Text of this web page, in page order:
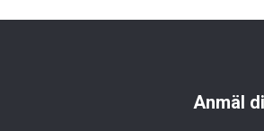
Anmäl